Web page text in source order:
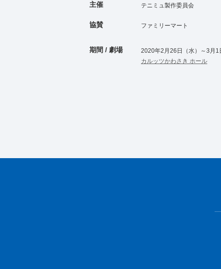
主催 テニミュ製作委員会
協賛 ファミリーマート
期間 / 劇場
2020年2月26日（水）～3月1
カルッツかわさき ホール